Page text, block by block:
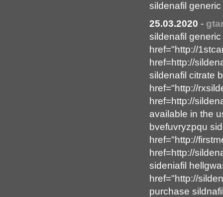
sildenafil
25.03.2020 -
sildenafil
href="http://
href=http://
sildenafil citrate
href="http://
href=http://
available in the
bvefuvryzpqu
href="http://
href=http://
sideniafil
href="http://
purchase